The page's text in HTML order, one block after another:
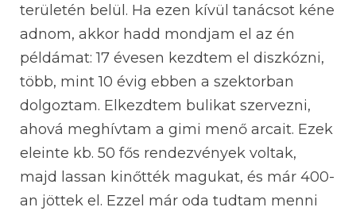
területén belül. Ha ezen kívül tanácsot kéne
adnom, akkor hadd mondjam el az én
példámat: 17 évesen kezdtem el diszkózni,
több, mint 10 évig ebben a szektorban
dolgoztam. Elkezdtem bulikat szervezni,
ahová meghívtam a gimi menő arcait. Ezek
eleinte kb. 50 fős rendezvények voltak,
majd lassan kinőtték magukat, és már 400-
an jöttek el. Ezzel már oda tudtam menni